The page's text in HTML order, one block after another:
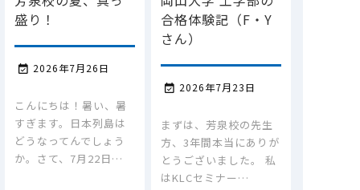
盛り！
 2026年7月26日
こんにちは！暑い、暑
すぎます。日本列島は
どうなってんでしょう
か。さて、7月22日…
合格体験記（F・Y
さん）
 2026年7月23日
まずは、芳泉校の先生
方、3年間本当にありが
とうございました。 私
はKLCセミナー…